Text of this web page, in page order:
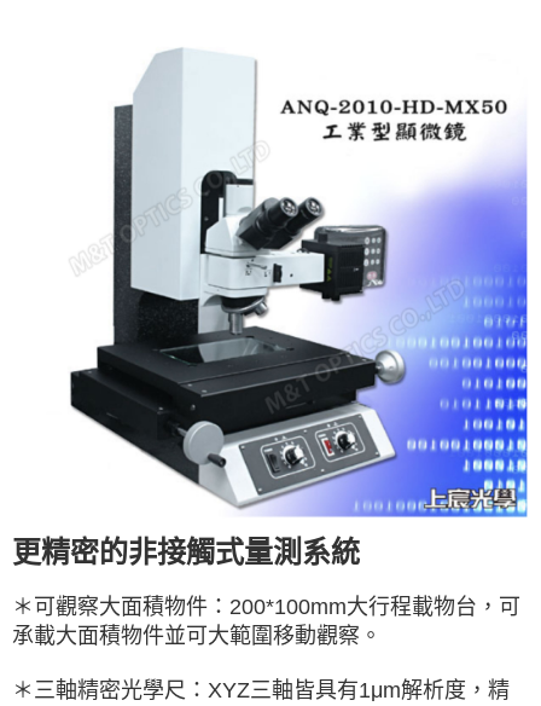
更精密的非接觸式量測系統
＊可觀察大面積物件：200*100mm大行程載物台，可
承載大面積物件並可大範圍移動觀察。
＊三軸精密光學尺：XYZ三軸皆具有1μm解析度，精